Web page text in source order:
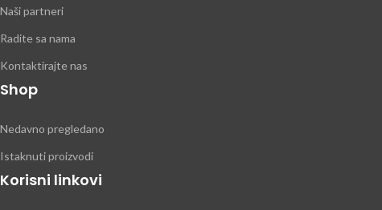
Naši partneri
Radite sa nama
Kontaktirajte nas
Shop
Nedavno pregledano
Istaknuti proizvodi
Korisni linkovi